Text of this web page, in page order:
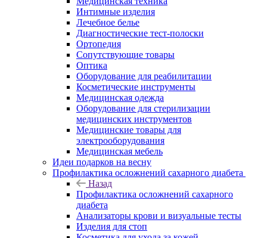
Интимные изделия
Лечебное белье
Диагностические тест-полоски
Ортопедия
Сопутствующие товары
Оптика
Оборудование для реабилитации
Косметические инструменты
Медицинская одежда
Оборудование для стерилизации
медицинских инструментов
Медицинские товары для
электрооборудования
Медицинская мебель
Идеи подарков на весну
Профилактика осложнений сахарного диабета
Назад
Профилактика осложнений сахарного
диабета
Анализаторы крови и визуальные тесты
Изделия для стоп